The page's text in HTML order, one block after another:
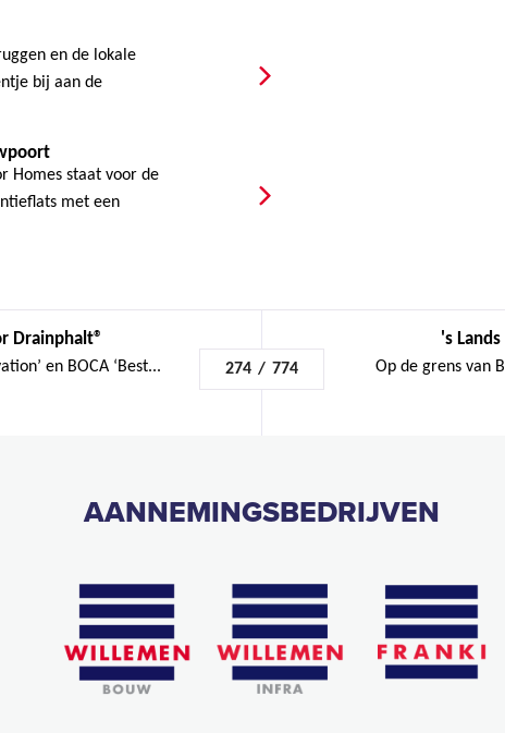
en de lokale
bij aan de
Homes staat voor de
met een
Drainphalt®
en BOCA ‘Best... 274 / 774
's
Op de grens van
AANNEMINGSBEDRIJVEN